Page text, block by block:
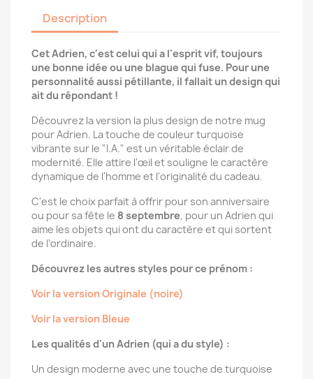
Description
Cet Adrien, c'est celui qui a l'esprit vif, toujours
une bonne idée ou une blague qui fuse. Pour une
personnalité aussi pétillante, il fallait un design qui
ait du répondant !
Découvrez la version la plus design de notre mug
pour Adrien. La touche de couleur turquoise
vibrante sur le "I.A." est un véritable éclair de
modernité. Elle attire l'œil et souligne le caractère
dynamique de l'homme et l'originalité du cadeau.
C'est le choix parfait à offrir pour son anniversaire
ou pour sa fête le 8 septembre, pour un Adrien qui
aime les objets qui ont du caractère et qui sortent
de l'ordinaire.
Découvrez les autres styles pour ce prénom :
Voir la version Originale (noire)
Voir la version Bleue
Les qualités d'un Adrien (qui a du style) :
Un design moderne avec une touche de turquoise